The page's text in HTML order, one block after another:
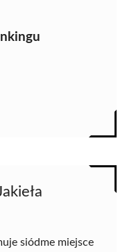
siódme miejsce